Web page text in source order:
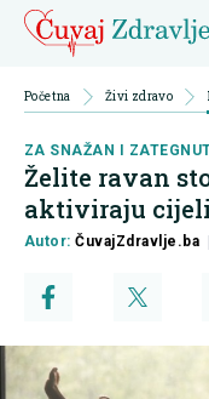
Početna Živi zdravo
ZA SNAŽAN I
Želite ravan
aktiviraju
Autor:ČuvajZdravlje.ba